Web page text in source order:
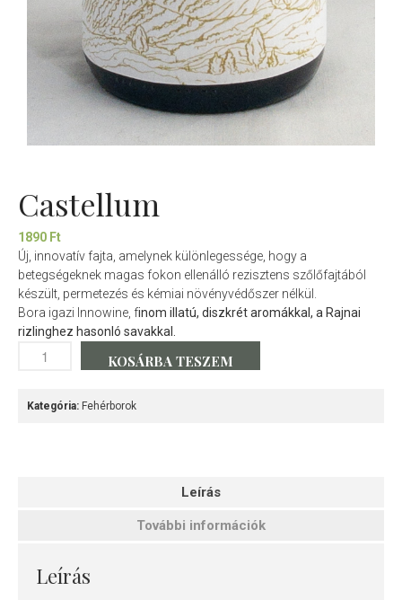
Castellum
1890 Ft
Új, innovatív fajta, amelynek különlegessége, hogy a
betegségeknek magas fokon ellenálló rezisztens szőlőfajtából
készült, permetezés és kémiai növényvédőszer nélkül.
Bora igazi Innowine, finom illatú, diszkrét aromákkal, a Rajnai
rizlinghez hasonló savakkal.
KOSÁRBA TESZEM
Kategória: Fehérborok
Leírás
További információk
Leírás